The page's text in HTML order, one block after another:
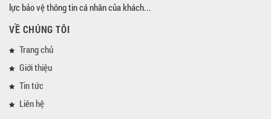
lực bảo vệ thông tin cá nhân của khách...
VỀ CHÚNG TÔI
Trang chủ
Giới thiệu
Tin tức
Liên hệ